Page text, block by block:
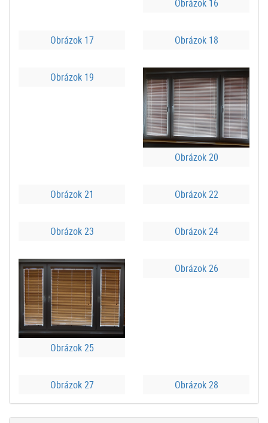
Obrázok 16
Obrázok 17 Obrázok 18
Obrázok 19
Obrázok 20
Obrázok 21 Obrázok 22
Obrázok 23 Obrázok 24
Obrázok 25
Obrázok 26
Obrázok 27 Obrázok 28